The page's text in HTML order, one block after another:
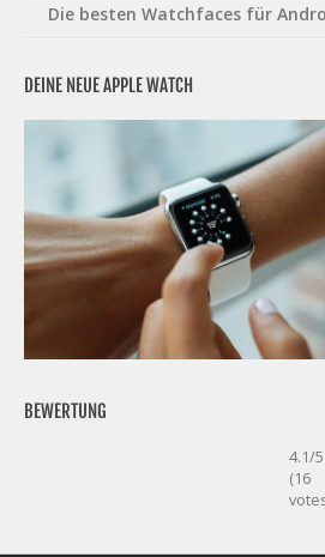
Die besten Watchfaces für
DEINE NEUE APPLE WATCH
BEWERTUNG
4.1/
(16